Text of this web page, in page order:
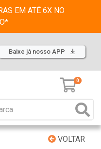
EM ATÉ 6X NO
Baixe já nosso APP
0
VOLTAR